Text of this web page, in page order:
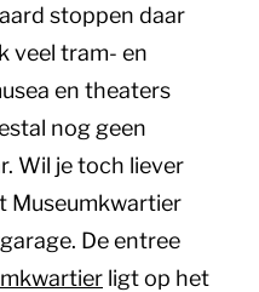
stoppen daar
veel tram- en
en theaters
nog geen
Wil je toch liever
Museumkwartier
De entree
ligt op het